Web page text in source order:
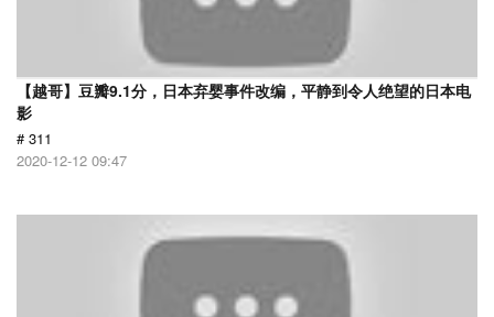
【越哥】豆瓣9.1分，日本弃婴事件改编，平静到令人绝望的日本电
影
# 311
2020-12-12 09:47